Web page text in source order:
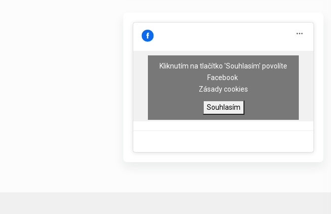
Kliknutím na tlačítko 'Souhlasím' povolíte
Facebook
Zásady cookies
Souhlasím